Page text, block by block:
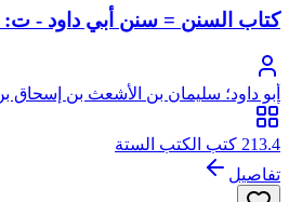
كتاب السنن = سنن أبي داود - ت:
أبو داود؛ سليمان بن الأشعث بن إسحاق
أبو داود
213.4 كتب الكتب الستة
تفاصيل